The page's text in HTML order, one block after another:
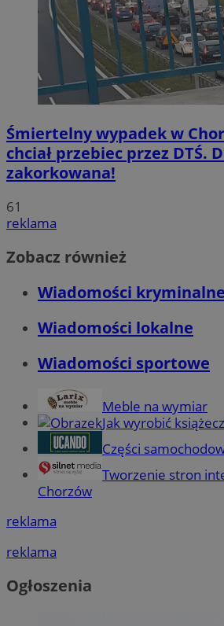
Śmiertelny wypadek w
chciał przebiec przez DTŚ.
zakorkowana!
61
reklama
Zobacz również
Wiadomości
Wiadomości lokalne
Wiadomości sportowe
Meble na wymiar
Jak wyrobić
Części
Tworzenie stron
Chorzów
reklama
reklama
Ogłoszenia